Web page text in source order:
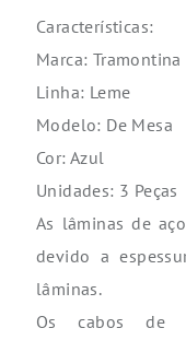
Características:
Marca: Tramontina
Linha: Leme
Modelo: De Mesa
Cor: Azul
Unidades: 3 Peças
As lâminas de
devido a
lâminas.
Os cabos de